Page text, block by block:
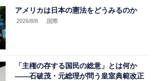
アメリカは日本の憲法をどうみるのか
2026/8/8 .国際
「主権の存する国民の総意」とは何か
――石破茂・元総理が問う皇室典範改正